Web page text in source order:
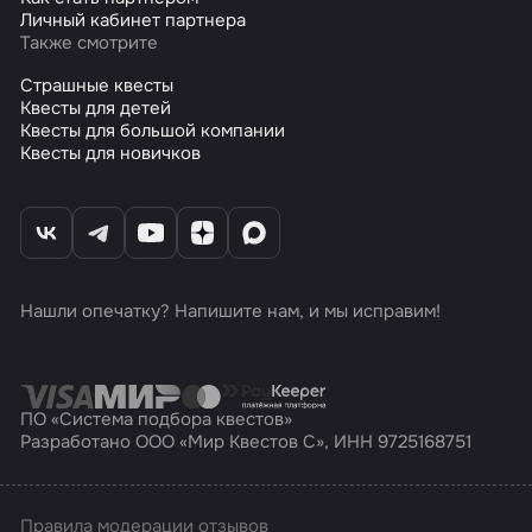
Личный кабинет партнера
Также смотрите
Страшные квесты
Квесты для детей
Квесты для большой компании
Квесты для новичков
Нашли опечатку? Напишите нам, и мы исправим!
ПО «Система подбора квестов»
Разработано ООО «Мир Квестов С», ИНН 9725168751
Правила модерации отзывов